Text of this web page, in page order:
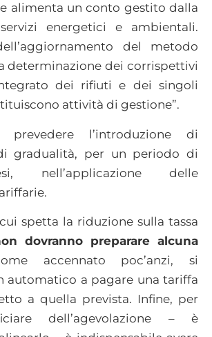
alimenta un conto gestito dalla
energetici e ambientali.
del metodo
determinazione dei corrispettivi
dei rifiuti e dei singoli
attività di gestione”.
prevedere l’introduzione di
gradualità, per un periodo di
nell’applicazione delle
spetta la riduzione sulla tassa
dovranno preparare alcuna
accennato poc’anzi, si
automatico a pagare una tariffa
a quella prevista. Infine, per
dell’agevolazione – è